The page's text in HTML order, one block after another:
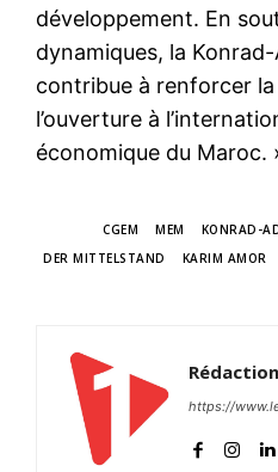
développement. En
dynamiques, la
contribue à renforcer
l’ouverture à
économique du Maroc.
CGEM MEM
KONRAD-
DER MITTELSTAND
KARIM AMOR
Rédaction
https://